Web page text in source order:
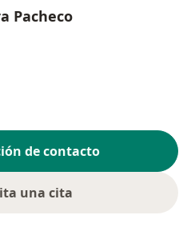
Pacheco
de contacto
una cita